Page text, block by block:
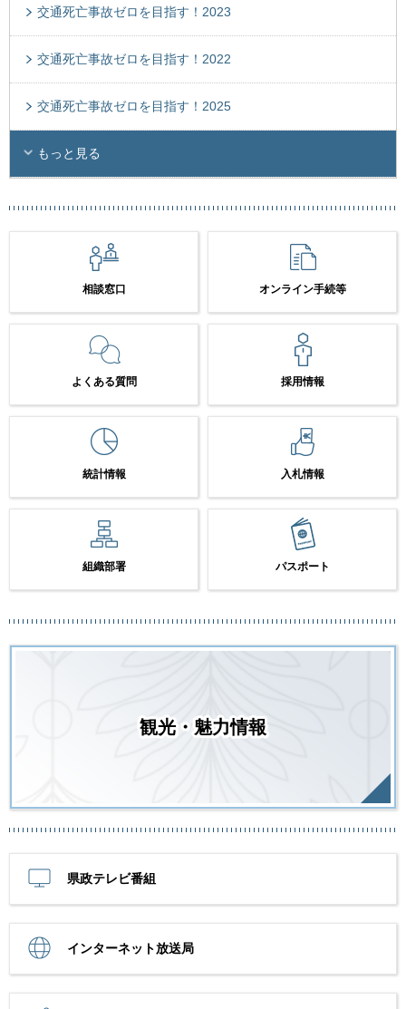
交通死亡事故ゼロを目指す！2023
交通死亡事故ゼロを目指す！2022
交通死亡事故ゼロを目指す！2025
もっと見る
相談窓口 オンライン手続等
よくある質問 採用情報
統計情報 入札情報
組織部署 パスポート
観光・魅力情報
県政テレビ番組
インターネット放送局